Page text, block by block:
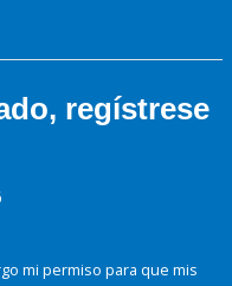
regístrese
mi permiso para que mis